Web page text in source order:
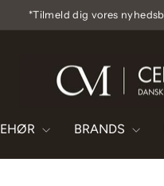
ordre
BRANDS